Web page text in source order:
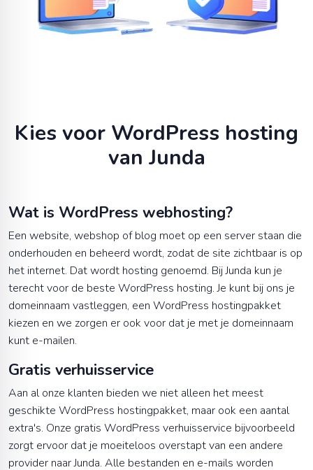
Kies voor WordPress hosting
van Junda
Wat is WordPress webhosting?
Een website, webshop of blog moet op een server staan die
onderhouden en beheerd wordt, zodat de site zichtbaar is op
het internet. Dat wordt hosting genoemd. Bij Junda kun je
terecht voor de beste WordPress hosting. Je kunt bij ons je
domeinnaam vastleggen, een WordPress hostingpakket
kiezen en we zorgen er ook voor dat je met je domeinnaam
kunt e-mailen.
Gratis verhuisservice
Aan al onze klanten bieden we niet alleen het meest
geschikte WordPress hostingpakket, maar ook een aantal
extra's. Onze gratis WordPress verhuisservice bijvoorbeeld
zorgt ervoor dat je moeiteloos overstapt van een andere
provider naar Junda. Alle bestanden en e-mails worden